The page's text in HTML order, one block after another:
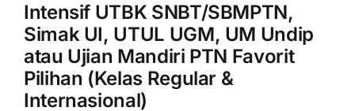
Intensif UTBK SNBT/SBMPTN,
Simak UI, UTUL UGM, UM Undip
atau Ujian Mandiri PTN Favorit
Pilihan (Kelas Regular &
Internasional)